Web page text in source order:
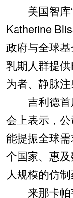
美国智库“
Katherine
政府与全球
乳期人群提
为者、静脉注
吉利德首
会上表示，
能提振全球
个国家、惠及
大规模的仿制
来那卡帕